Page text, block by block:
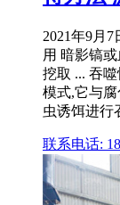
2021年9月
用 暗影镐
挖取 ... 吞
模式,它与
虫诱饵进行
联系电话: